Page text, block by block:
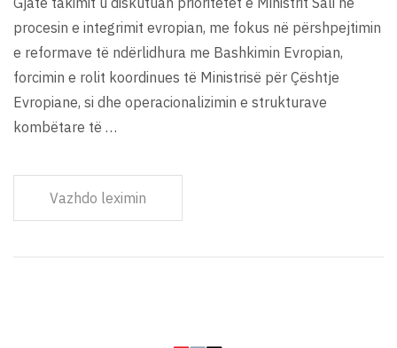
procesin e integrimit evropian, me fokus në përshpejtimin
e reformave të ndërlidhura me Bashkimin Evropian,
forcimin e rolit koordinues të Ministrisë për Çështje
Evropiane, si dhe operacionalizimin e strukturave
kombëtare të …
Vazhdo leximin